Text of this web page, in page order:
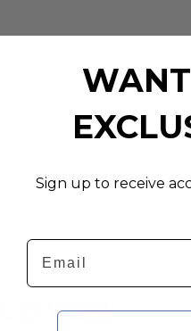
AL
VGS!
Sign up to receive
Email